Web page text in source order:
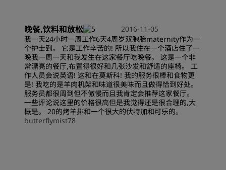
晚餐,饮料和放松
2016-11-05
我一天24小时一周工作6天4周岁双胞胎maternity作为一
个护士到。 它是工作辛苦的! 所以我住在一个酒店住了一
晚我一周一天和我发生在这家餐厅吃晚餐。 这是一个非
常漂亮的餐厅,布置得很好和几张沙发和舒适的座椅。 工
作人员会说英语! 这和在莫斯科! 我的服务很棒和食物更
是! 我吃的是羊肉机架和味道很美味而且做得恰到好处。
服务员都很周到但不傲慢而且我肯定会推荐这家餐厅。
一些评论说这里的价格很高但是我觉得还是很合理的,大
概是。 20的烤羊排和一个很大的伏特加和可乐的。
butterflymist78